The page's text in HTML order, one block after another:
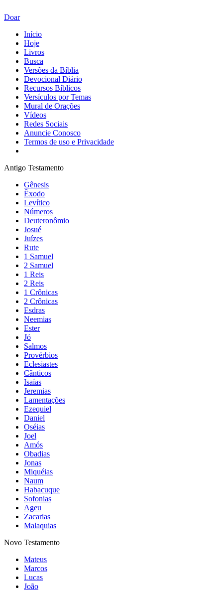
Doar
Início
Hoje
Livros
Busca
Versões da Bíblia
Devocional Diário
Recursos Bíblicos
Versículos por Temas
Mural de Orações
Vídeos
Redes Sociais
Anuncie Conosco
Termos de uso e Privacidade
Antigo Testamento
Gênesis
Êxodo
Levítico
Números
Deuteronômio
Josué
Juízes
Rute
1 Samuel
2 Samuel
1 Reis
2 Reis
1 Crônicas
2 Crônicas
Esdras
Neemias
Ester
Jó
Salmos
Provérbios
Eclesiastes
Cânticos
Isaías
Jeremias
Lamentações
Ezequiel
Daniel
Oséias
Joel
Amós
Obadias
Jonas
Miquéias
Naum
Habacuque
Sofonias
Ageu
Zacarias
Malaquias
Novo Testamento
Mateus
Marcos
Lucas
João